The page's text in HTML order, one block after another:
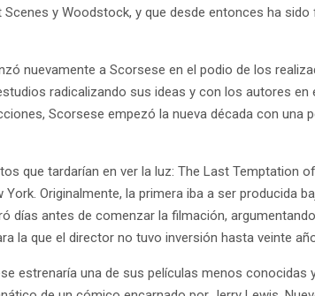
y Woodstock, y que desde entonces ha
nuevamente a Scorsese en el podio de los
radicalizando sus ideas y con los autores
Scorsese empezó la nueva década con una
que tardarían en ver la luz: The Last Temptation
Originalmente, la primera iba a ser producida
días antes de comenzar la filmación,
la que el director no tuvo inversión hasta veinte
estrenaría una de sus películas menos